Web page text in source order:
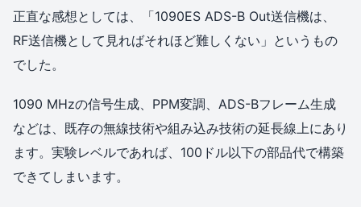
正直な感想としては、「1090ES ADS-B Out送信機は、
RF送信機として見ればそれほど難しくない」というもの
でした。
1090 MHzの信号生成、PPM変調、ADS-Bフレーム生成
などは、既存の無線技術や組み込み技術の延長線上にあり
ます。実験レベルであれば、100ドル以下の部品代で構築
できてしまいます。